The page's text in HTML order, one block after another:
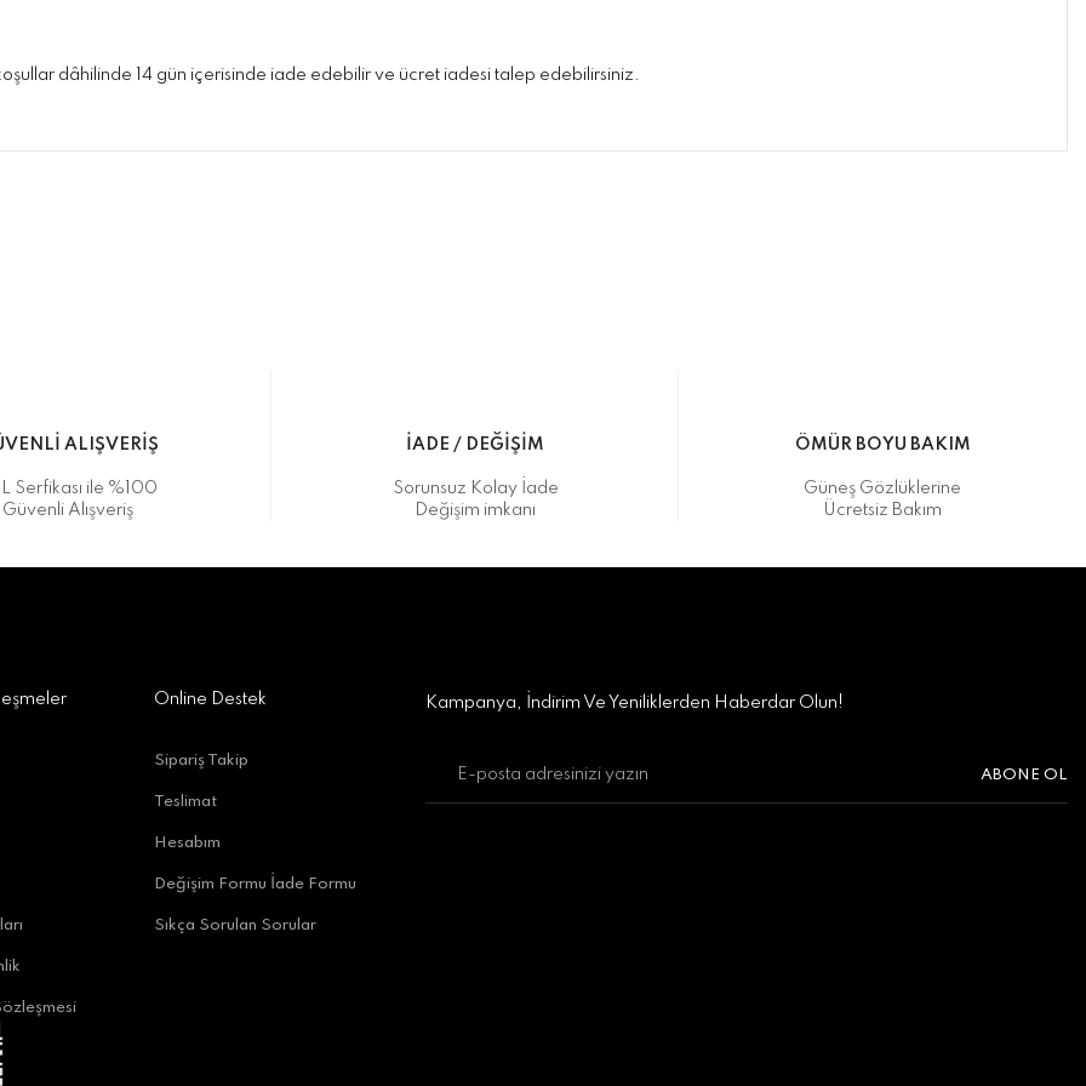
dâhilinde 14 gün içerisinde iade edebilir ve ücret iadesi talep edebilirsiniz.
Antalya
ALIŞVERİŞ
Serfikası ile %100
Güvenli Alışveriş
İADE / DEĞİŞİM
Sorunsuz Kolay İade
Değişim imkanı
ÖMÜR BOYU BAKIM
Güneş Gözlüklerine
Ücretsiz Bakım
Online Destek
Sipariş Takip
Teslimat
Hesabım
Değişim Formu İade Formu
Sıkça Sorulan Sorular
Kampanya, İndirim Ve Yeniliklerden Haberdar Olun!
ABONE OL